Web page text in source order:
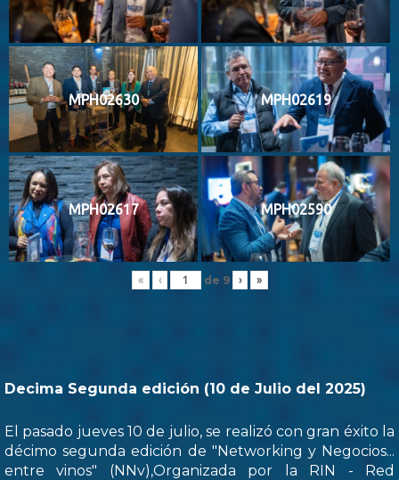
MPH02630 MPH02619
MPH02617 MPH02590
« ‹ de 9 › »
Decima Segunda edición (10 de Julio del 2025)
El pasado jueves 10 de julio, se realizó con gran éxito la
décimo segunda edición de "Networking y Negocios...
entre vinos" (NNv),Organizada por la RIN - Red